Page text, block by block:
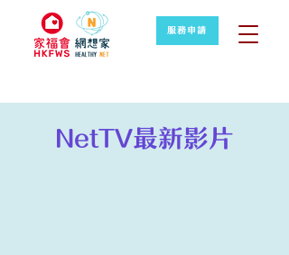
服務申請
NetTV最新影片